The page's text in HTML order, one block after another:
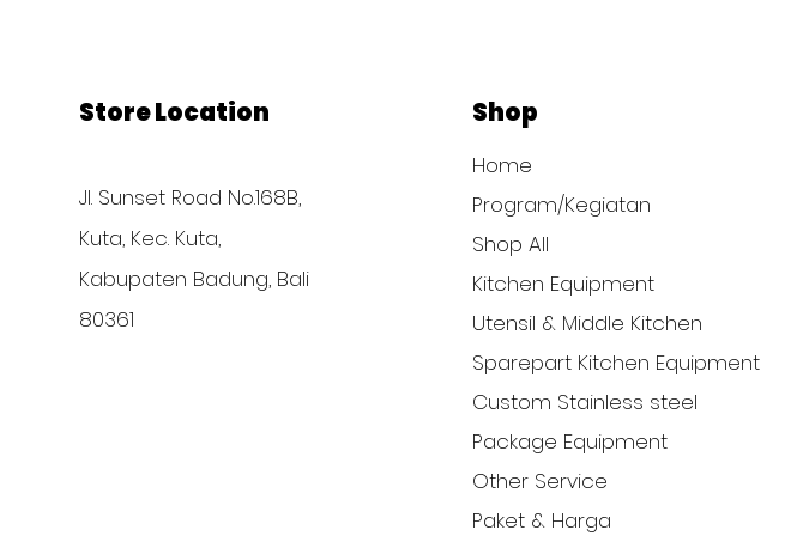
Store Location
Jl. Sunset Road No.168B,
Kuta, Kec. Kuta,
Kabupaten Badung, Bali
80361
Shop
Home
Program/Kegiatan
Shop All
Kitchen Equipment
Utensil & Middle Kitchen
Sparepart Kitchen Equipment
Custom Stainless steel
Package Equipment
Other Service
Paket & Harga